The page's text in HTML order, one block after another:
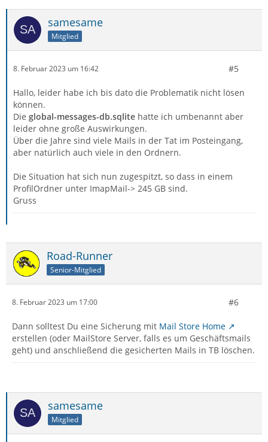
samesame
Mitglied
8. Februar 2023 um 16:42 #5
Hallo, leider habe ich bis dato die Problematik nicht lösen
können.
Die global-messages-db.sqlite hatte ich umbenannt aber
leider ohne große Auswirkungen.
Über die Jahre sind viele Mails in der Tat im Posteingang,
aber natürlich auch viele in den Ordnern.
Die Situation hat sich nun zugespitzt, so dass in einem
ProfilOrdner unter ImapMail-> 245 GB sind.
Gruss
Road-Runner
Senior-Mitglied
8. Februar 2023 um 17:00 #6
Dann solltest Du eine Sicherung mit Mail Store Home
erstellen (oder MailStore Server, falls es um Geschäftsmails
geht) und anschließend die gesicherten Mails in TB löschen.
samesame
Mitglied